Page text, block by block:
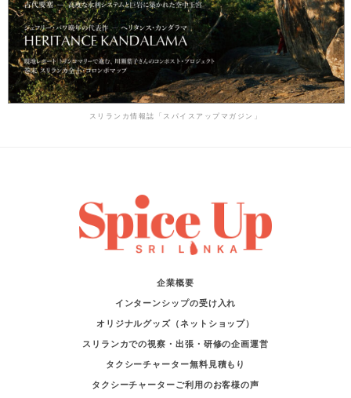
スリランカ情報誌「スパイスアップマガジン」
企業概要
インターンシップの受け入れ
オリジナルグッズ（ネットショップ）
スリランカでの視察・出張・研修の企画運営
タクシーチャーター無料見積もり
タクシーチャーターご利用のお客様の声